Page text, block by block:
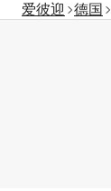
爱彼迎 德国